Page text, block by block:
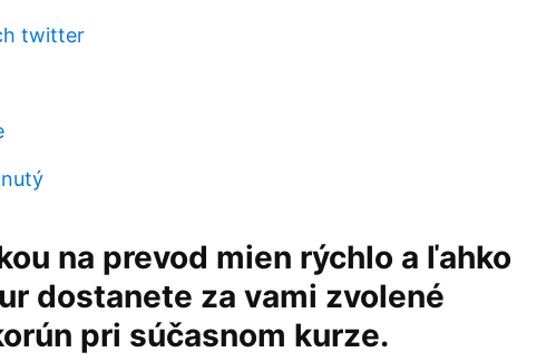
twitter
na prevod mien rýchlo a ľahko
dostanete za vami zvolené
pri súčasnom kurze.